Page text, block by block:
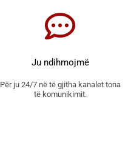
Ju ndihmojmë
Për ju 24/7 në të gjitha kanalet tona
të komunikimit.